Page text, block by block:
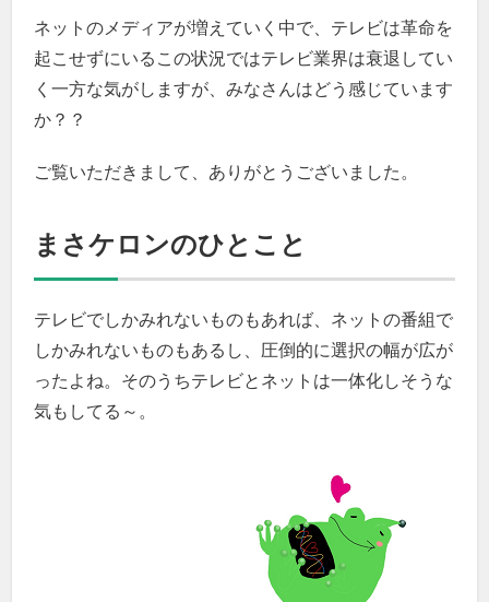
ネットのメディアが増えていく中で、テレビは革命を
起こせずにいるこの状況ではテレビ業界は衰退してい
く一方な気がしますが、みなさんはどう感じています
か？？
ご覧いただきまして、ありがとうございました。
まさケロンのひとこと
テレビでしかみれないものもあれば、ネットの番組で
しかみれないものもあるし、圧倒的に選択の幅が広が
ったよね。そのうちテレビとネットは一体化しそうな
気もしてる～。